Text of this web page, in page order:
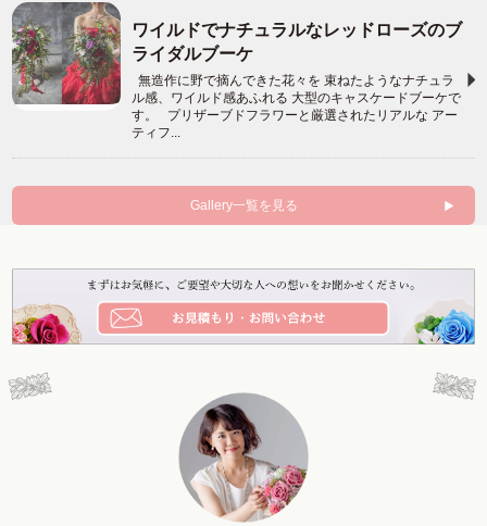
ワイルドでナチュラルなレッドローズのブ
ライダルブーケ
無造作に野で摘んできた花々を 束ねたようなナチュラ
ル感、ワイルド感あふれる 大型のキャスケードブーケで
す。 プリザーブドフラワーと厳選されたリアルな アー
ティフ...
Gallery一覧を見る